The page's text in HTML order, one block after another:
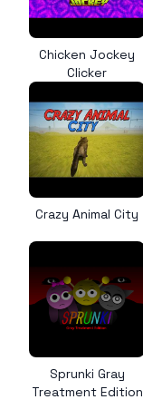
Chicken Jockey
Clicker
Crazy Animal City
Sprunki Gray
Treatment Edition